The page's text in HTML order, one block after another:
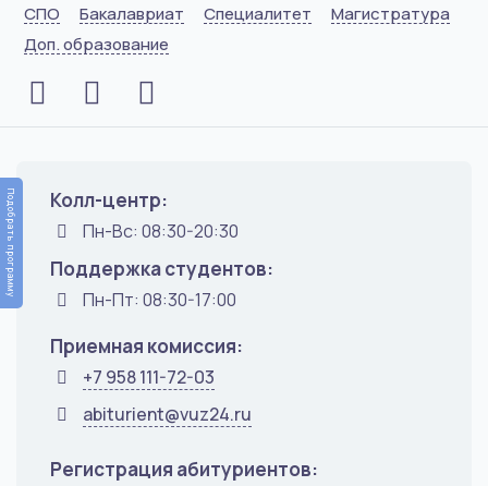
СПО Бакалавриат Специалитет
Магистратура
Доп. образование
Колл-центр:
Пн-Вс: 08:30-20:30
Поддержка студентов:
Пн-Пт: 08:30-17:00
Приемная комиссия:
+7 958 111-72-03
abiturient@vuz24.ru
Регистрация абитуриентов:
Подобрать программу